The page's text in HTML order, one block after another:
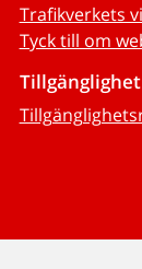
Trafikverkets
Tyck till om
Tillgänglighet